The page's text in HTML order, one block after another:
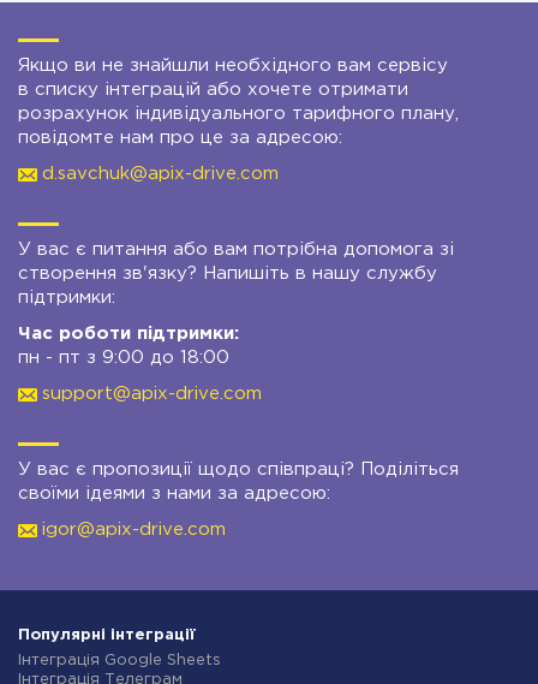
Якщо ви не знайшли необхідного вам сервісу
в списку інтеграцій або хочете отримати
розрахунок індивідуального тарифного плану,
повідомте нам про це за адресою:
d.savchuk@apix-drive.com
У вас є питання або вам потрібна допомога зі
створення зв'язку? Напишіть в нашу службу
підтримки:
Час роботи підтримки:
пн - пт з 9:00 до 18:00
support@apix-drive.com
У вас є пропозиції щодо співпраці? Поділіться
своїми ідеями з нами за адресою:
igor@apix-drive.com
Популярні інтеграції
Інтеграція Google Sheets
Інтеграція Телеграм